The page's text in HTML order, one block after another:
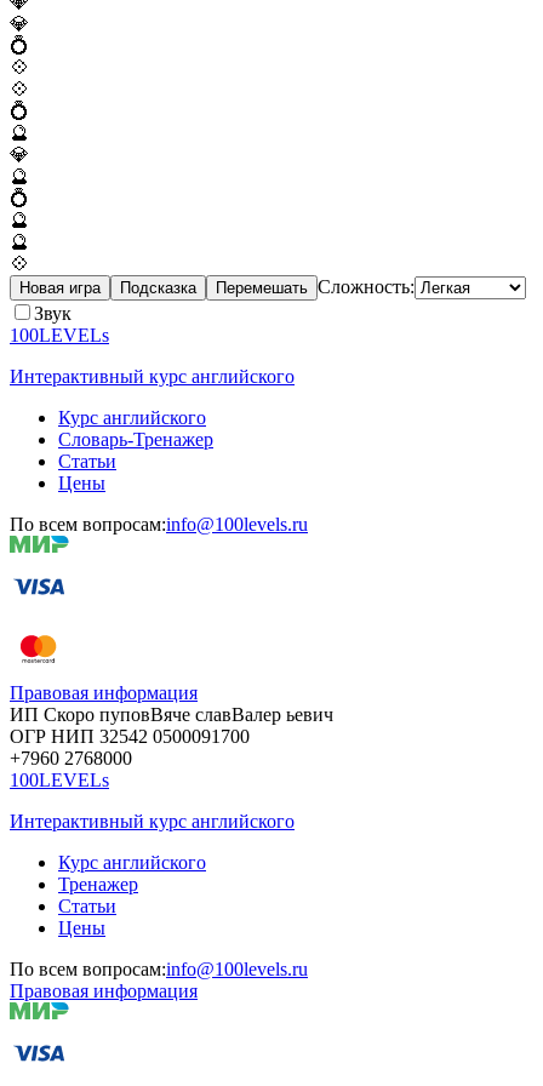
💎
💍
💠
💠
💍
🔮
💎
🔮
💍
🔮
🔮
💠
Новая игра Подсказка Перемешать Сложность:
Звук
100LEVELs
Интерактивный курс английского
Курс английского
Словарь-Тренажер
Статьи
Цены
По всем вопросам:info@100levels.ru
Правовая информация
ИП Скоро пуповВяче славВалер ьевич
ОГР НИП 32542 0500091700
+7960 2768000
100LEVELs
Интерактивный курс английского
Курс английского
Тренажер
Статьи
Цены
По всем вопросам:info@100levels.ru
Правовая информация